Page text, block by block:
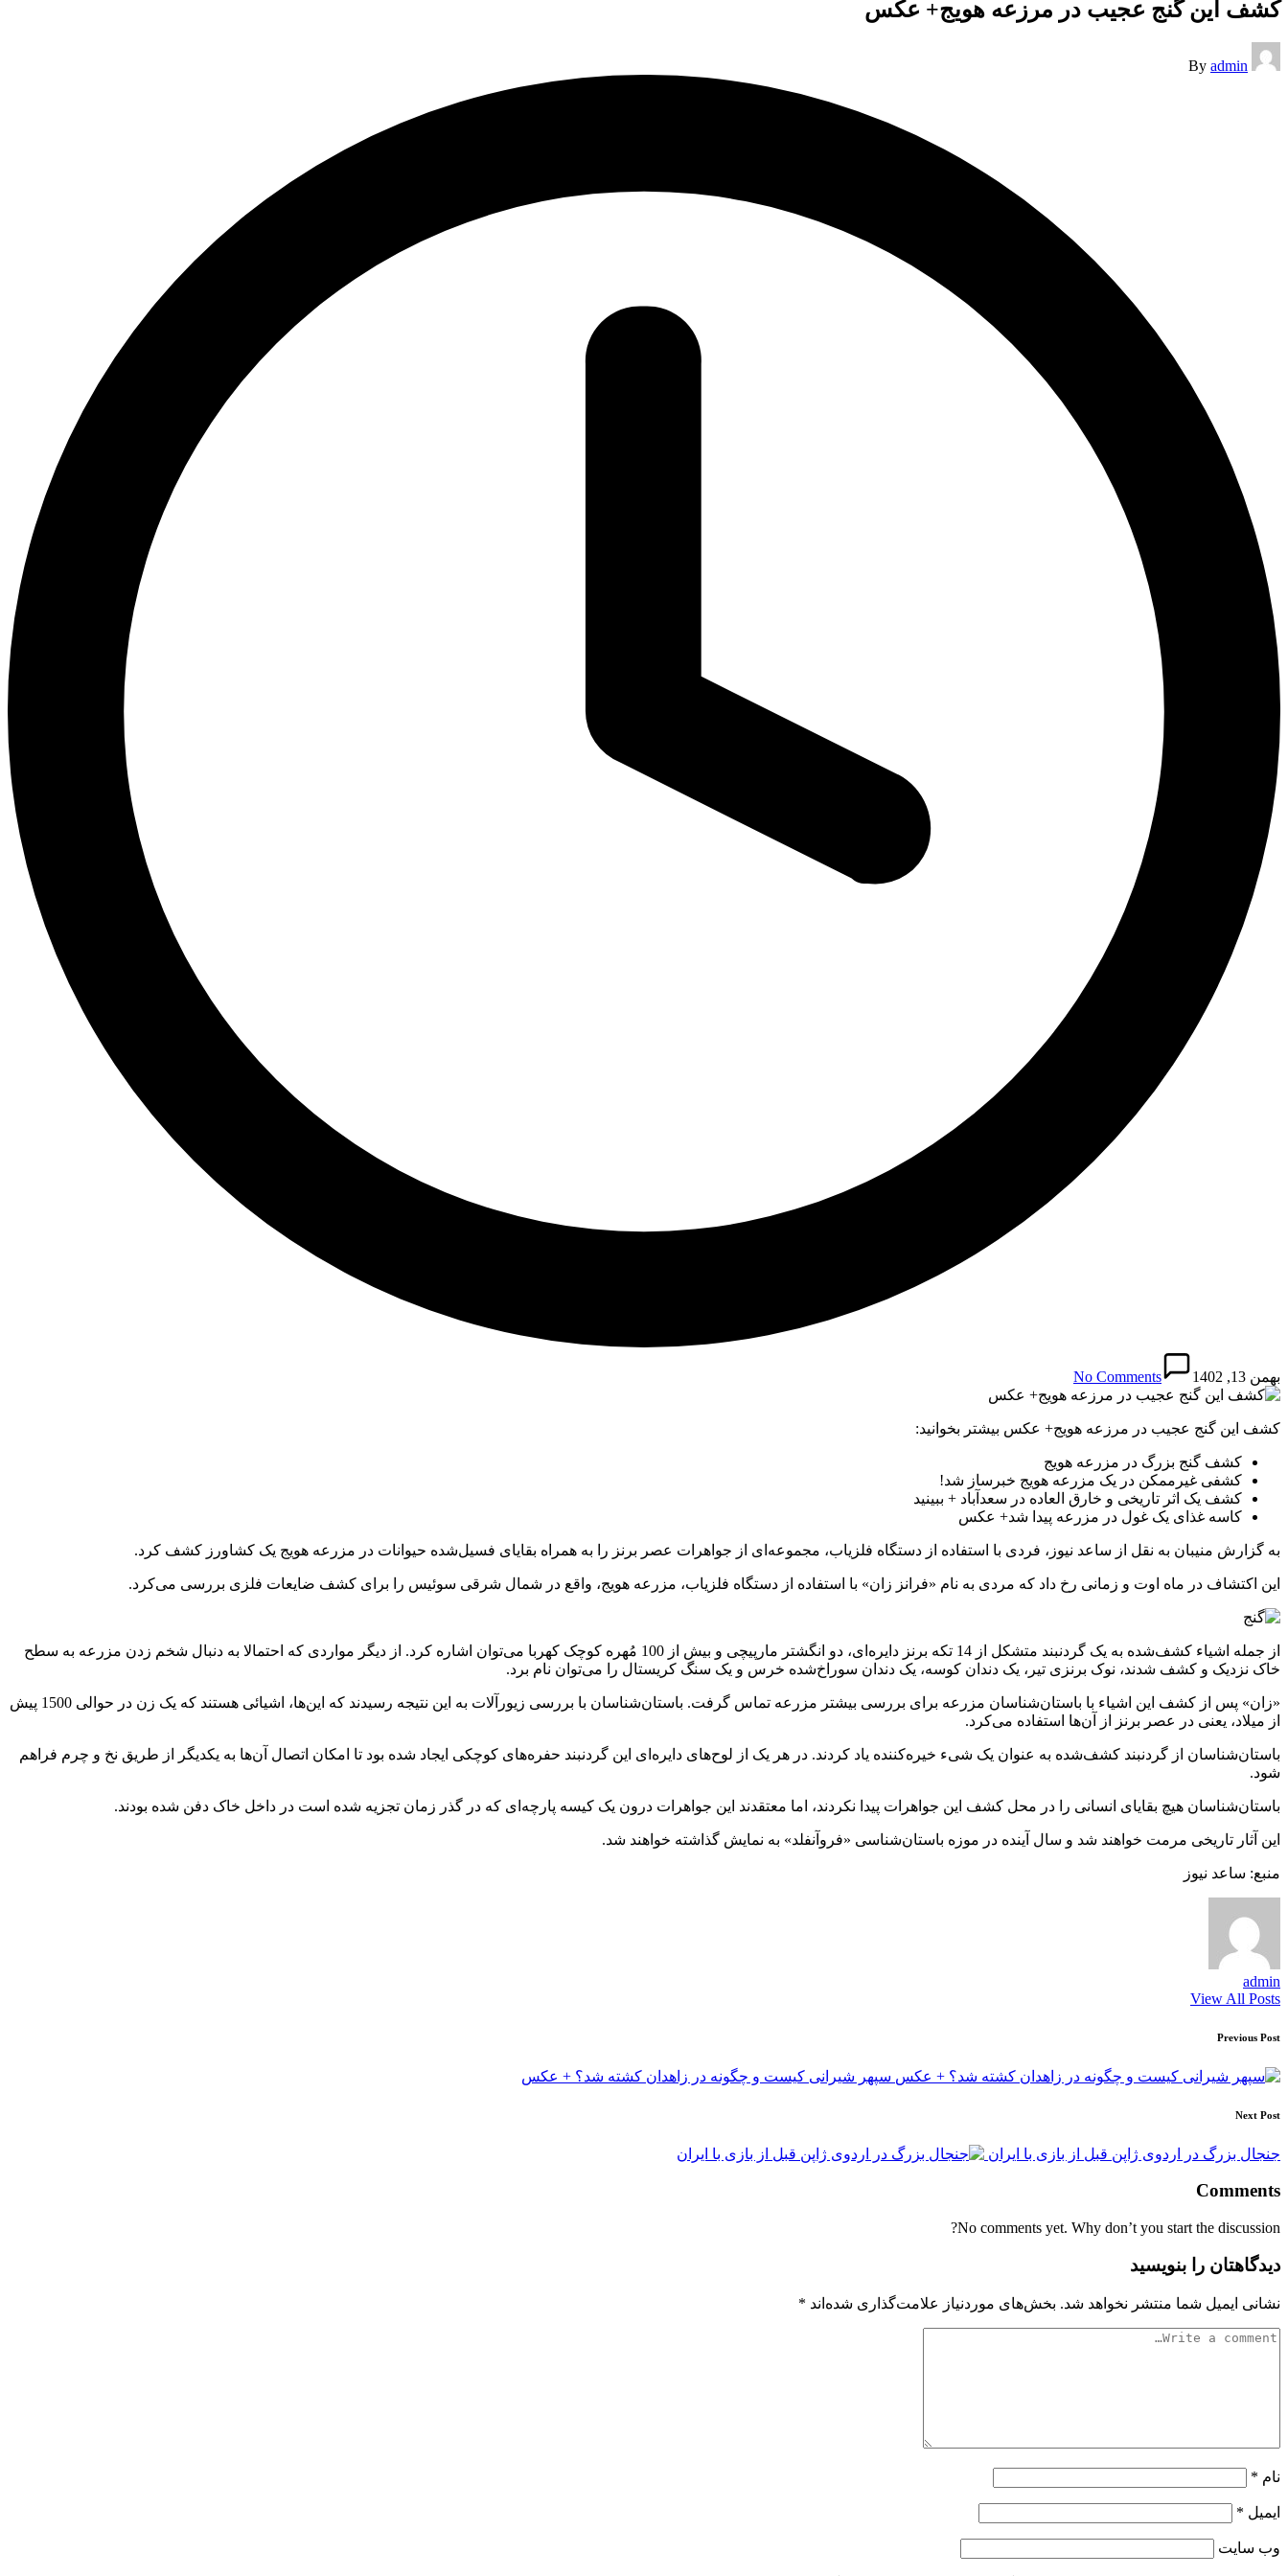
کشف این گنج عجیب در مرزعه هویج+ عکس
Posted
by
By admin
بهمن 13, 1402 No Comments
کشف این گنج عجیب در مرزعه هویج+ عکس بیشتر بخوانید:
کشف گنج بزرگ در مزرعه هویج
کشفی غیرممکن در یک مزرعه هویج خبرساز شد!
کشف یک اثر تاریخی و خارق العاده در سعدآباد + ببینید
کاسه غذای یک غول در مزرعه پیدا شد+ عکس
به گزارش منیبان به نقل از ساعد نیوز، فردی با استفاده از دستگاه فلزیاب، مجموعه‌ای از جواهرات عصر برنز را به همراه بقایای فسیل‌شده حیوانات در مزرعه هویج یک کشاورز کشف کرد.
این اکتشاف در ماه اوت و زمانی رخ داد که مردی به نام «فرانز زان» با استفاده از دستگاه فلزیاب، مزرعه هویج، واقع در شمال شرقی سوئیس را برای کشف ضایعات فلزی بررسی می‌کرد.
از جمله اشیاء کشف‌شده به یک گردنبند متشکل از 14 تکه برنز دایره‌ای، دو انگشتر مارپیچی و بیش از 100 مُهره کوچک کهربا می‌توان اشاره کرد. از دیگر مواردی که احتمالا به دنبال شخم زدن مزرعه به سطح
خاک نزدیک و کشف شدند، نوک برنزی تیر، یک دندان کوسه، یک دندان سوراخ‌شده خرس و یک سنگ کریستال را می‌توان نام برد.
«زان» پس از کشف این اشیاء با باستان‌شناسان مزرعه برای بررسی بیشتر مزرعه تماس گرفت. باستان‌شناسان با بررسی زیورآلات به این نتیجه رسیدند که این‌ها، اشیائی هستند که یک زن در حوالی 1500 پیش
از میلاد، یعنی در عصر برنز از آن‌ها استفاده می‌کرد.
باستان‌شناسان از گردنبند کشف‌شده به عنوان یک شیء خیره‌کننده یاد کردند. در هر یک از لوح‌های دایره‌ای این گردنبند حفره‌های کوچکی ایجاد شده بود تا امکان اتصال آن‌ها به یکدیگر از طریق نخ و چرم فراهم
شود.
باستان‌شناسان هیچ بقایای انسانی را در محل کشف این جواهرات پیدا نکردند، اما معتقدند این جواهرات درون یک کیسه پارچه‌ای که در گذر زمان تجزیه شده است در داخل خاک دفن شده بودند.
این آثار تاریخی مرمت خواهند شد و سال آینده در موزه باستان‌شناسی «فروآنفلد» به نمایش گذاشته خواهند شد.
منبع: ساعد نیوز
admin
View All Posts
Post
navigation
Previous Post
سپهر شیرانی کیست و چگونه در زاهدان کشته شد؟ + عکس
Next Post
جنجال بزرگ در اردوی ژاپن قبل از بازی با ایران
Comments
No comments yet. Why don’t you start the discussion?
دیدگاهتان را بنویسید
نشانی ایمیل شما منتشر نخواهد شد. بخش‌های موردنیاز علامت‌گذاری شده‌اند *
نام *
ایمیل *
وب‌ سایت